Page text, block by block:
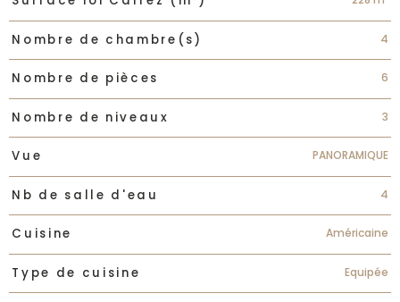
Nombre de chambre(s) 4
Nombre de pièces 6
Nombre de niveaux 3
Vue PANORAMIQUE
Nb de salle d'eau 4
Cuisine Américaine
Type de cuisine Equipée